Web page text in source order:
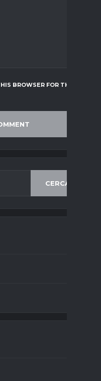
BROWSER FOR THE
CERCA